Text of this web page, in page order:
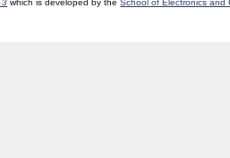
3 which is developed by theSchool of Electronics and